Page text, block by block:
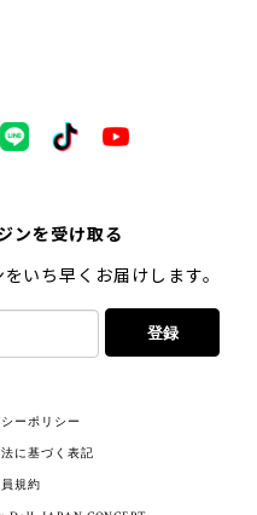
ンを受け取る
いち早くお届けします。
登録
ーポリシー
に基づく表記
規約